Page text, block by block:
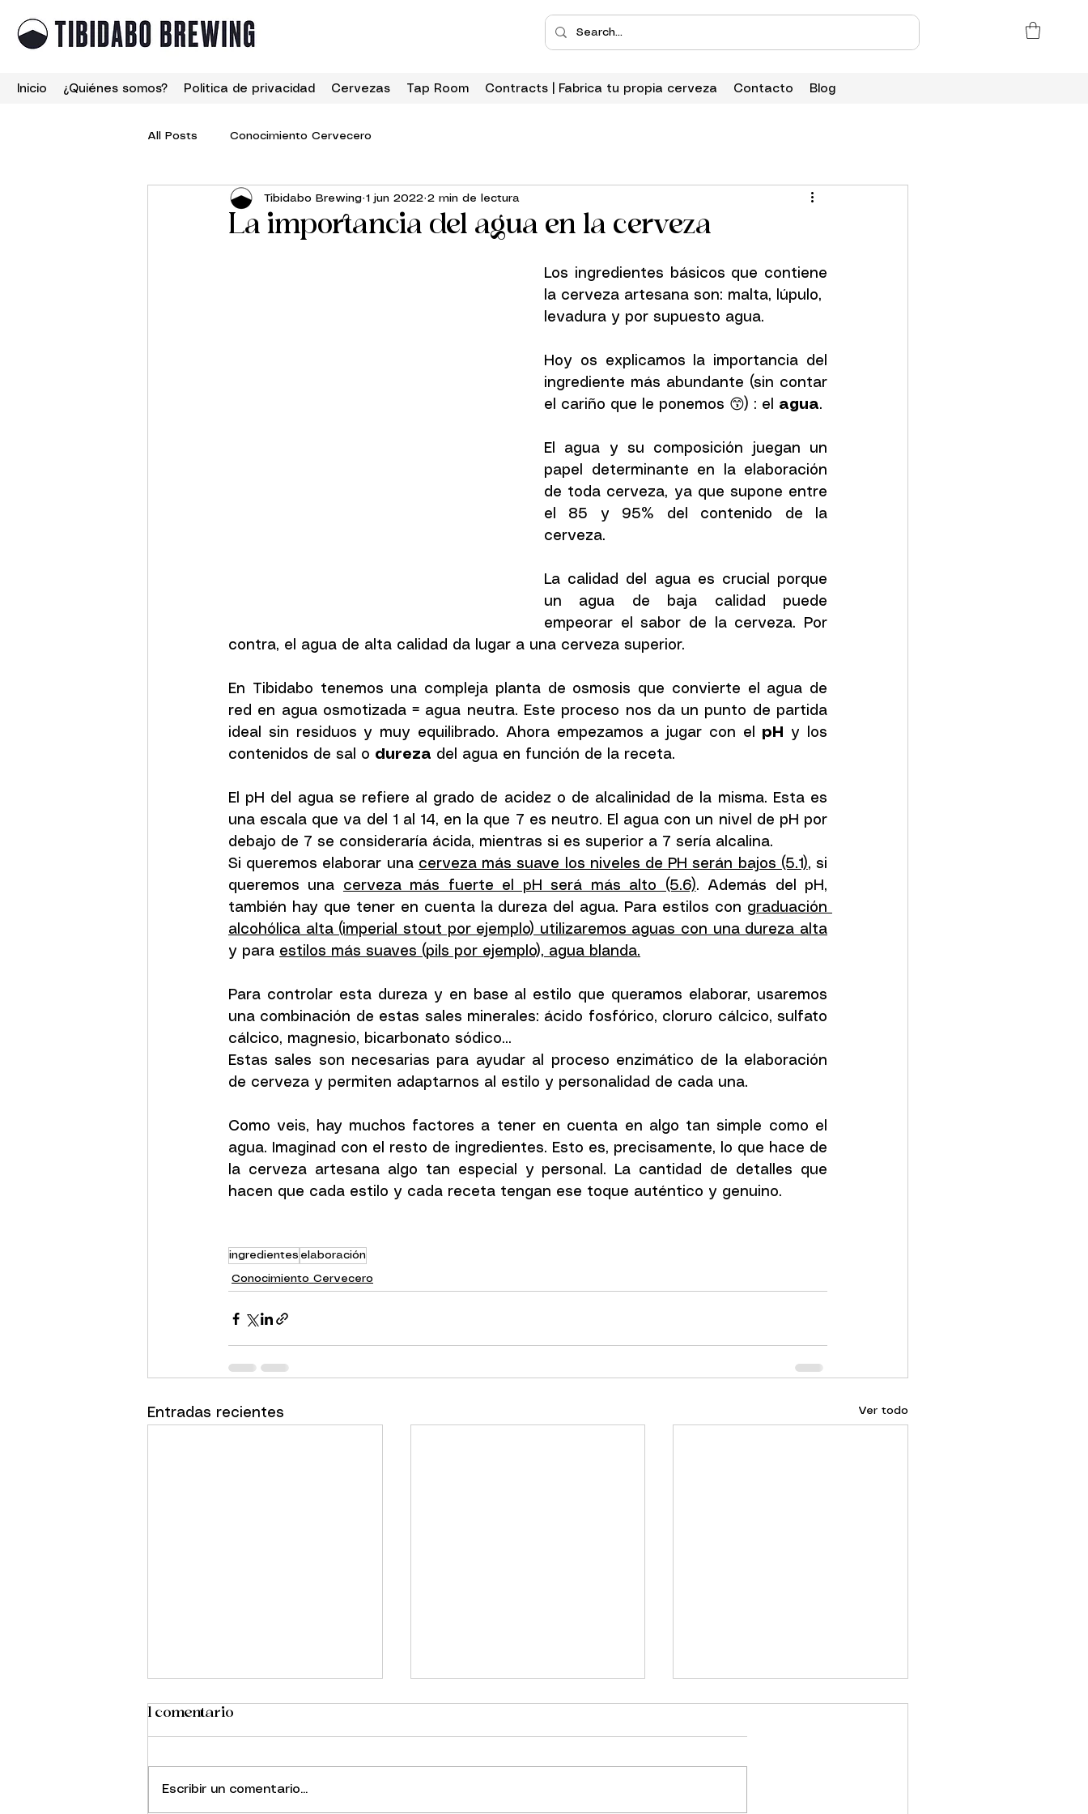
Inicio ¿Quiénes somos? Politica de privacidad Cervezas Tap Room Contracts | Fabrica tu propia cerveza Contacto Blog
All Posts Conocimiento Cervecero
La importancia del agua en la cerveza
Tibidabo Brewing 1 jun 2022 2 min de lectura
Los ingredientes básicos que contiene
la cerveza artesana son: malta, lúpulo,
levadura y por supuesto agua.
Hoy os explicamos la importancia del
ingrediente más abundante (sin contar
el cariño que le ponemos 😙) : el agua.
El agua y su composición juegan un
papel determinante en la elaboración
de toda cerveza, ya que supone entre
el 85 y 95% del contenido de la
cerveza.
La calidad del agua es crucial porque
un agua de baja calidad puede
empeorar el sabor de la cerveza. Por
contra, el agua de alta calidad da lugar a una cerveza superior.
En Tibidabo tenemos una compleja planta de osmosis que convierte el agua de
red en agua osmotizada = agua neutra. Este proceso nos da un punto de partida
ideal sin residuos y muy equilibrado. Ahora empezamos a jugar con el pH
y los
contenidos de sal o dureza del agua en función de la receta.
El pH del agua se refiere al grado de acidez o de alcalinidad de la misma. Esta es
una escala que va del 1 al 14, en la que 7 es neutro. El agua con un nivel de pH por
debajo de 7 se consideraría ácida, mientras si es superior a 7 sería alcalina.
Si queremos elaborar una cerveza más suave los niveles de PH serán bajos (5.1), si
queremos una cerveza más fuerte el pH será más alto (5.6). Además del pH,
también hay que tener en cuenta la dureza del agua. Para estilos con graduación
alcohólica alta (imperial stout por ejemplo) utilizaremos aguas con una dureza alta
y para estilos más suaves (pils por ejemplo), agua blanda.
Para controlar esta dureza y en base al estilo que queramos elaborar, usaremos
una combinación de estas sales minerales: ácido fosfórico, cloruro cálcico, sulfato
cálcico, magnesio, bicarbonato sódico...
Estas sales son necesarias para ayudar al proceso enzimático de la elaboración
de cerveza y permiten adaptarnos al estilo y personalidad de cada una.
Como veis, hay muchos factores a tener en cuenta en algo tan simple como el
agua. Imaginad con el resto de ingredientes. Esto es, precisamente, lo que hace de
la cerveza artesana algo tan especial y personal. La cantidad de detalles que
hacen que cada estilo y cada receta tengan ese toque auténtico y genuino.
ingredientes elaboración
Conocimiento Cervecero
Entradas recientes Ver todo
El Lúpulo
1 comentario
Escribir un comentario...